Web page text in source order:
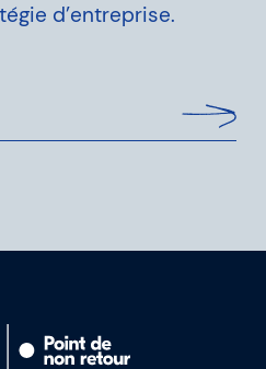
d’entreprise.